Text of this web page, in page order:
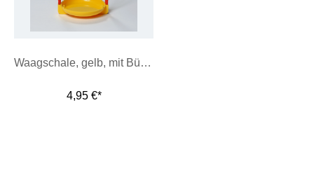
Waagschale, gelb, mit Bügel
4,95 €*